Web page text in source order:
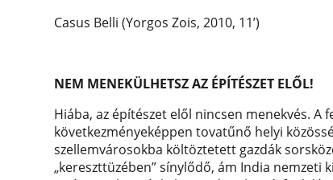
Casus Belli (Yorgos Zois, 2010, 11’)
NEM MENEKÜLHETSZ AZ ÉPÍTÉSZET ELŐL!
Hiába, az építészet elől nincsen menekvés.
következményeképpen tovatűnő helyi
szellemvárosokba költöztetett gazdák
„kereszttüzében” sínylődő, ám India